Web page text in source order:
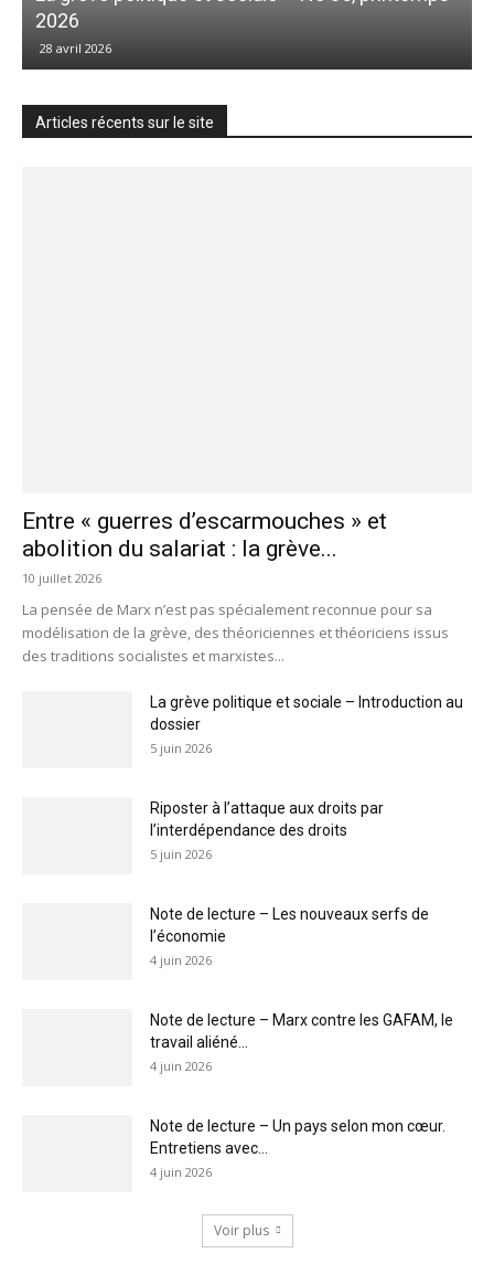
2026
28 avril 2026
Articles récents sur le site
Entre « guerres d’escarmouches » et
abolition du salariat : la grève...
10 juillet 2026
La pensée de Marx n’est pas spécialement reconnue pour sa
modélisation de la grève, des théoriciennes et théoriciens issus
des traditions socialistes et marxistes...
La grève politique et sociale – Introduction au
dossier
5 juin 2026
Riposter à l’attaque aux droits par
l’interdépendance des droits
5 juin 2026
Note de lecture – Les nouveaux serfs de
l’économie
4 juin 2026
Note de lecture – Marx contre les GAFAM, le
travail aliéné...
4 juin 2026
Note de lecture – Un pays selon mon cœur.
Entretiens avec...
4 juin 2026
Voir plus